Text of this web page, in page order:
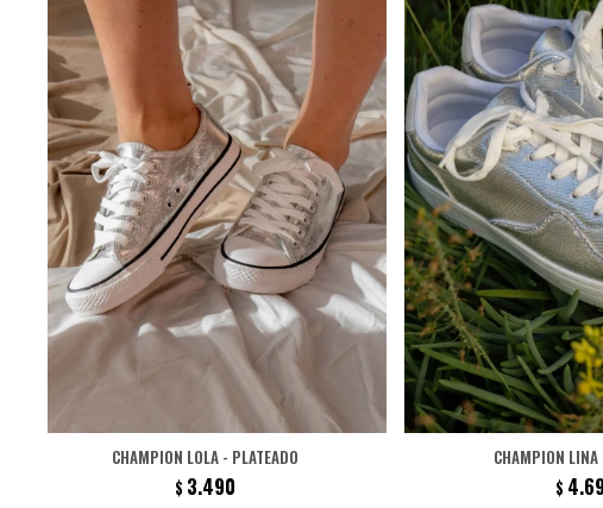
CHAMPION LOLA - PLATEADO
$ 3.490
CHAMPION LINA
$